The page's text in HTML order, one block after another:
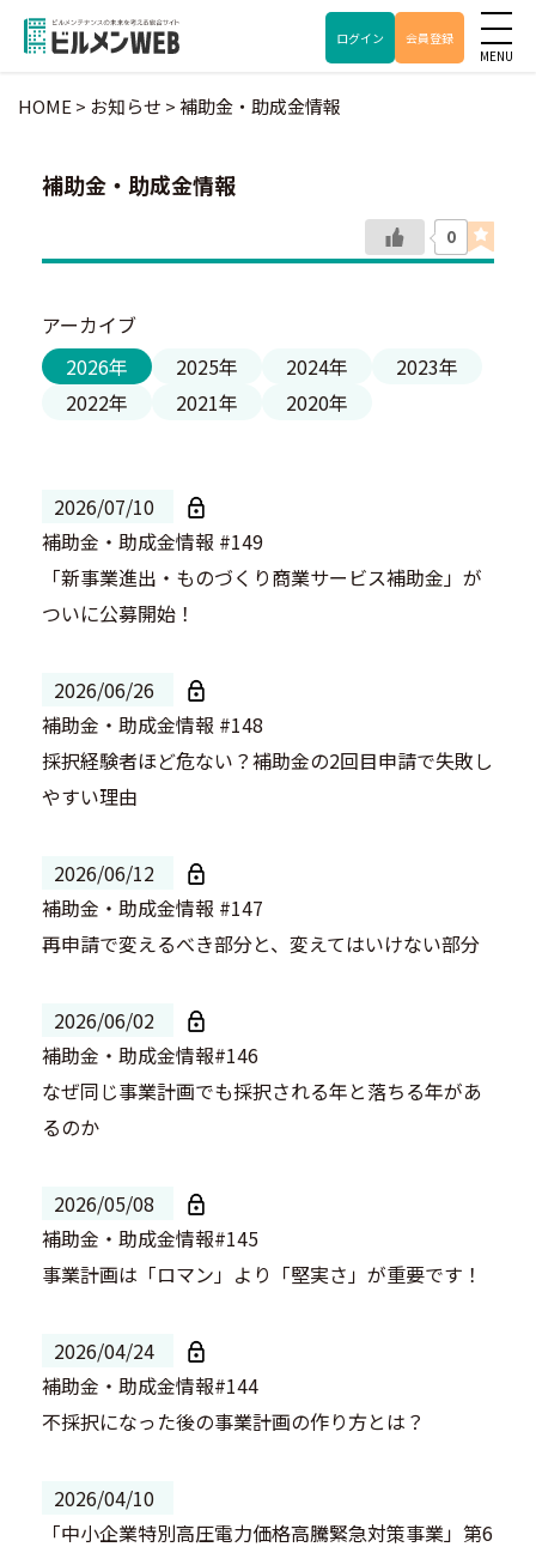
ログイン 会員登録
HOME > お知らせ >補助金・助成金情報
補助金・助成金情報
0
アーカイブ
2026年
2025年 2024年
2023年
2022年
2021年 2020年
2026/07/10
補助金・助成金情報 #149
「新事業進出・ものづくり商業サービス補助金」が
ついに公募開始！
2026/06/26
補助金・助成金情報 #148
採択経験者ほど危ない？補助金の2回目申請で失敗し
やすい理由
2026/06/12
補助金・助成金情報 #147
再申請で変えるべき部分と、変えてはいけない部分
2026/06/02
補助金・助成金情報#146
なぜ同じ事業計画でも採択される年と落ちる年があ
るのか
2026/05/08
補助金・助成金情報#145
事業計画は「ロマン」より「堅実さ」が重要です！
2026/04/24
補助金・助成金情報#144
不採択になった後の事業計画の作り方とは？
2026/04/10
「中小企業特別高圧電力価格高騰緊急対策事業」第6